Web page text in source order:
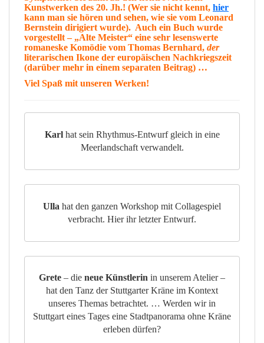
Kunstwerken des 20. Jh.! (Wer sie nicht kennt, hier
kann man sie hören und sehen, wie sie vom Leonard
Bernstein dirigiert wurde). Auch ein Buch wurde
vorgestellt – „Alte Meister“ eine sehr lesenswerte
romaneske Komödie vom Thomas Bernhard, der
literarischen Ikone der europäischen Nachkriegszeit
(darüber mehr in einem separaten Beitrag) …
Viel Spaß mit unseren Werken!
Karlhat sein Rhythmus-Entwurf gleich in eine
Meerlandschaft verwandelt.
Ulla hat den ganzen Workshop mit Collagespiel
verbracht. Hier ihr letzter Entwurf.
Grete – die neue Künstlerin in unserem Atelier –
hat den Tanz der Stuttgarter Kräne im Kontext
unseres Themas betrachtet. … Werden wir in
Stuttgart eines Tages eine Stadtpanorama ohne Kräne
erleben dürfen?